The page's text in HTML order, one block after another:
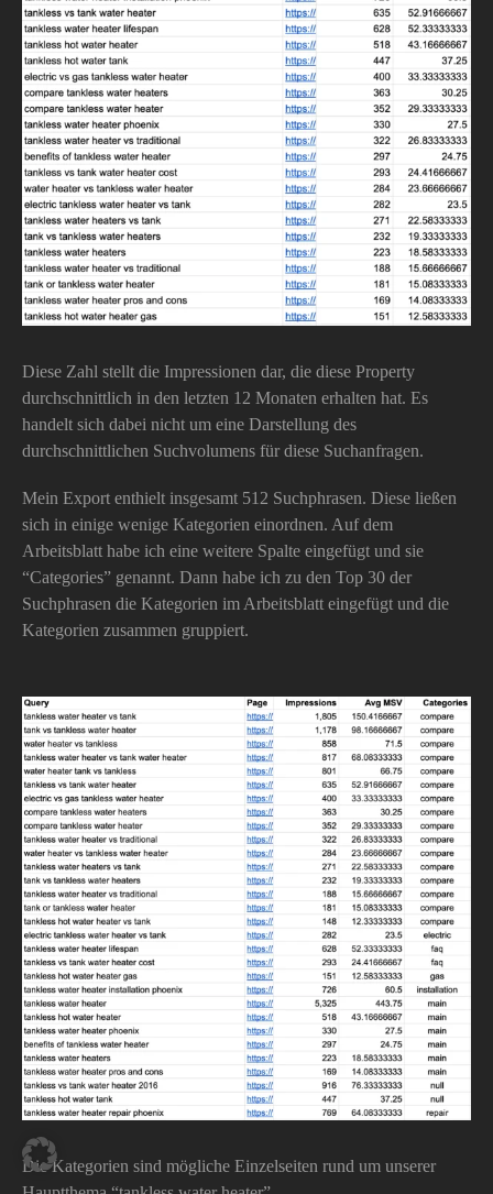
Diese Zahl stellt die Impressionen dar, die diese Property
durchschnittlich in den letzten 12 Monaten erhalten hat. Es
handelt sich dabei nicht um eine Darstellung des
durchschnittlichen Suchvolumens für diese Suchanfragen.
Mein Export enthielt insgesamt 512 Suchphrasen. Diese ließen
sich in einige wenige Kategorien einordnen. Auf dem
Arbeitsblatt habe ich eine weitere Spalte eingefügt und sie
“Categories” genannt. Dann habe ich zu den Top 30 der
Suchphrasen die Kategorien im Arbeitsblatt eingefügt und die
Kategorien zusammen gruppiert.
Die Kategorien sind mögliche Einzelseiten rund um unserer